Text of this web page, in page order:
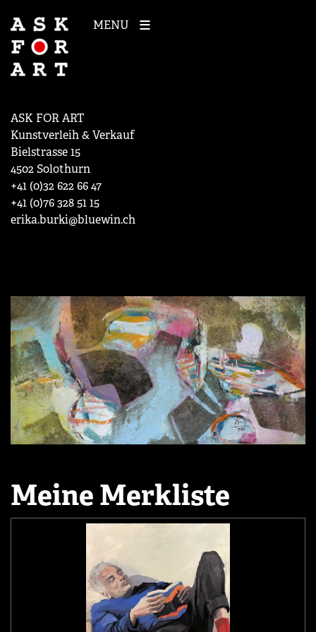
MENU
ASK FOR ART
Kunstverleih & Verkauf
Bielstrasse 15
4502 Solothurn
+41 (0)32 622 66 47
+41 (0)76 328 51 15
erika.burki@bluewin.ch
Meine Merkliste